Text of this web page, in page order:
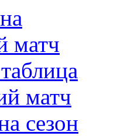
матч
матч
сезон